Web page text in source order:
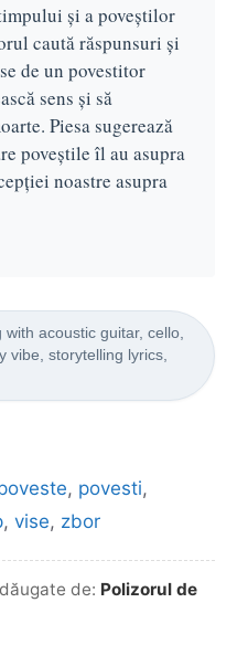
și a poveștilor
caută răspunsuri și
de un povestitor
sens și să
Piesa sugerează
poveștile îl au asupra
noastre asupra
with acoustic guitar, cello,
vibe, storytelling lyrics,
, povesti,
, vise, zbor
de: Polizorul de